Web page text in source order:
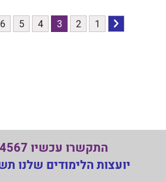
לדף
1
2
3
4
5
6
התקשרו עכשיו 03-9444567
יועצות הלימודים שלנו